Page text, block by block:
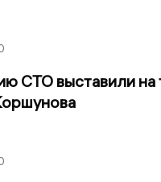
СТО выставили на